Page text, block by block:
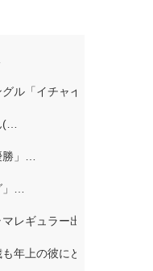
ル「イチャイチャ虫」…
」…
…
レギュラー出演…
年上の彼にどうしようも